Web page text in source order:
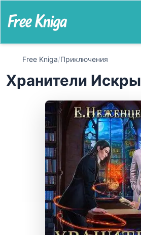
Free Kniga/Приключения
Хранители Искры